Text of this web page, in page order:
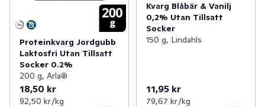
Proteinkvarg Jordgubb
Laktosfri Utan Tillsatt
Socker 0.2%
200 g, Arla®
18,50 kr
92,50 kr /kg
Kvarg Blåbär & Vanilj
0,2% Utan Tillsatt
Socker
150 g, Lindahls
11,95 kr
79,67 kr /kg